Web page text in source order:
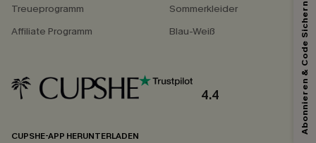
Treueprogramm
Affiliate Programm
Sommerkleider
Blau-Weiß
4.4
CUPSHE-APP HERUNTERLADEN
Abonnieren & Code Sichern